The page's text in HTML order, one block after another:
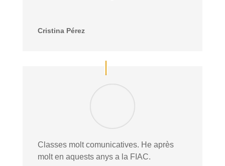
Cristina Pérez
Classes molt comunicatives. He après
molt en aquests anys a la FIAC.